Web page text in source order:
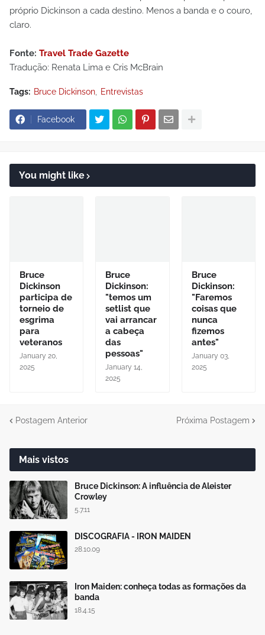
próprio Dickinson a cada destino. Menos a banda e o couro,
claro.
Fonte: Travel Trade Gazette
Tradução: Renata Lima e Cris McBrain
Tags: Bruce Dickinson Entrevistas
Facebook
You might like
Bruce
Dickinson
participa de
torneio de
esgrima
para
veteranos
January 20,
2025
Bruce
Dickinson:
"temos um
setlist que
vai arrancar
a cabeça
das
pessoas"
January 14,
2025
Bruce
Dickinson:
"Faremos
coisas que
nunca
fizemos
antes"
January 03,
2025
Postagem Anterior Próxima Postagem
Mais vistos
Bruce Dickinson: A influência de Aleister
Crowley
5.7.11
DISCOGRAFIA - IRON MAIDEN
28.10.09
Iron Maiden: conheça todas as formações da
banda
18.4.15